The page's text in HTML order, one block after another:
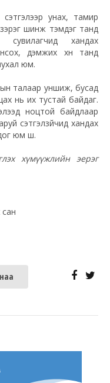
унах, тамир
зэрэг шинж тэмдэг танд
хандах
дэмжих хүн танд
юм.
талаар уншиж, бусад
нь их тустай байдаг.
ноцтой байдлаар
сэтгэлзүйчид хандах
юм шүү.
хүмүүжлийн эерэг
сан